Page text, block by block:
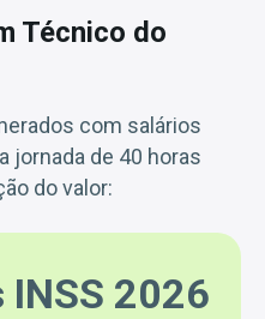
Técnico do
com salários
jornada de 40 horas
do valor:
INSS 2026